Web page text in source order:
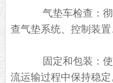
气垫车检查：彻
查气垫系统、控制装
固定和包装：使
流运输过程中保持稳